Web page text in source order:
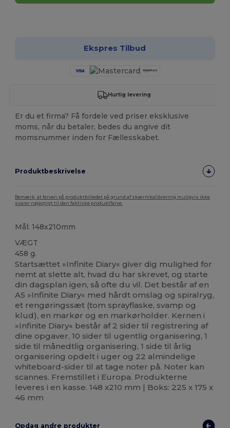
Ekspres Tilbud
Hurtig levering
Er du et firma? Få fordele ved priser eksklusive
moms, når du betaler, bedes du angive dit
momsnummer inden for Fællesskabet.
Produktbeskrivelse
Bemærk, at farven på produktbilledet på grund af skærmkalibrering muligvis ikke
svarer nøjagtigt til den faktiske produktfarve.
Mål: 148x210mm
VÆGT
458 g.
Startsættet »Infinite Diary« giver dig mulighed for
nemt at slette alt, hvad du har skrevet, og starte
din dagsplan igen, så ofte du vil. Det består af en
A5 »Infinite Diary« med hårdt omslag og spiralryg,
et rengøringssæt (tom sprayflaske, svamp og
klud), en markør og en markørholder. Kernen i
»Infinite Diary« består af 2 sider til registrering af
dine opgaver, 10 sider til ugentlig organisering, 1
side til månedtlig organisering, 1 side til årlig
organisering opdelt i uger og 22 almindelige
whiteboard-sider til at tage noter på. Noter kan
scannes. Fremstillet i Europa. Produkterne
leveres i en kasse. 148 x210 mm | Boks: 225 x 175 x
46 mm
Opdag andre produkter